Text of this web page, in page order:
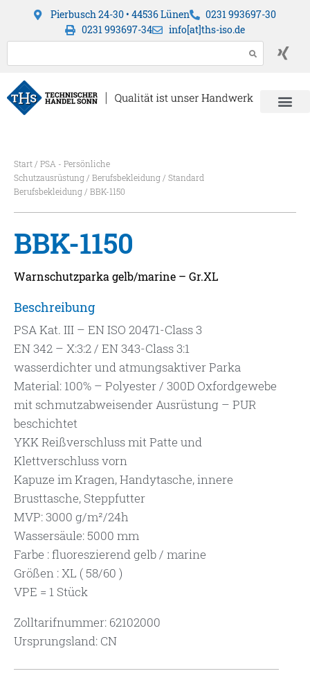
Pierbusch 24-30 • 44536 Lünen
0231 993697-30
0231 993697-34
info[at]ths-iso.de
Start/ PSA - Persönliche
Schutzausrüstung/ Berufsbekleidung/ Standard
Berufsbekleidung/ BBK-1150
BBK-1150
Warnschutzparka gelb/marine – Gr.XL
Beschreibung
PSA Kat. III – EN ISO 20471-Class 3
EN 342 – X:3:2 / EN 343-Class 3:1
wasserdichter und atmungsaktiver Parka
Material: 100% – Polyester / 300D Oxfordgewebe
mit schmutzabweisender Ausrüstung – PUR
beschichtet
YKK Reißverschluss mit Patte und
Klettverschluss vorn
Kapuze im Kragen, Handytasche, innere
Brusttasche, Steppfutter
MVP: 3000 g/m²/24h
Wassersäule: 5000 mm
Farbe : fluoreszierend gelb / marine
Größen : XL ( 58/60 )
VPE = 1 Stück
Zolltarifnummer: 62102000
Ursprungsland: CN